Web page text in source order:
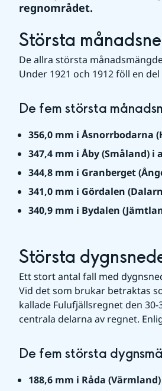
regnområdet.
Största
De allra största
Under 1921 och 1912 föll en
De fem största
356,0 mm i Åsnorrbodarna
347,4 mm i Åby (Småland) i
344,8 mm i Granberget
341,0 mm i Gördalen
340,9 mm i Bydalen
Största
Ett stort antal fall med
Vid det som brukar betraktas
kallade Fulufjällsregnet den
centrala delarna av regnet.
De fem största
188,6 mm i Råda